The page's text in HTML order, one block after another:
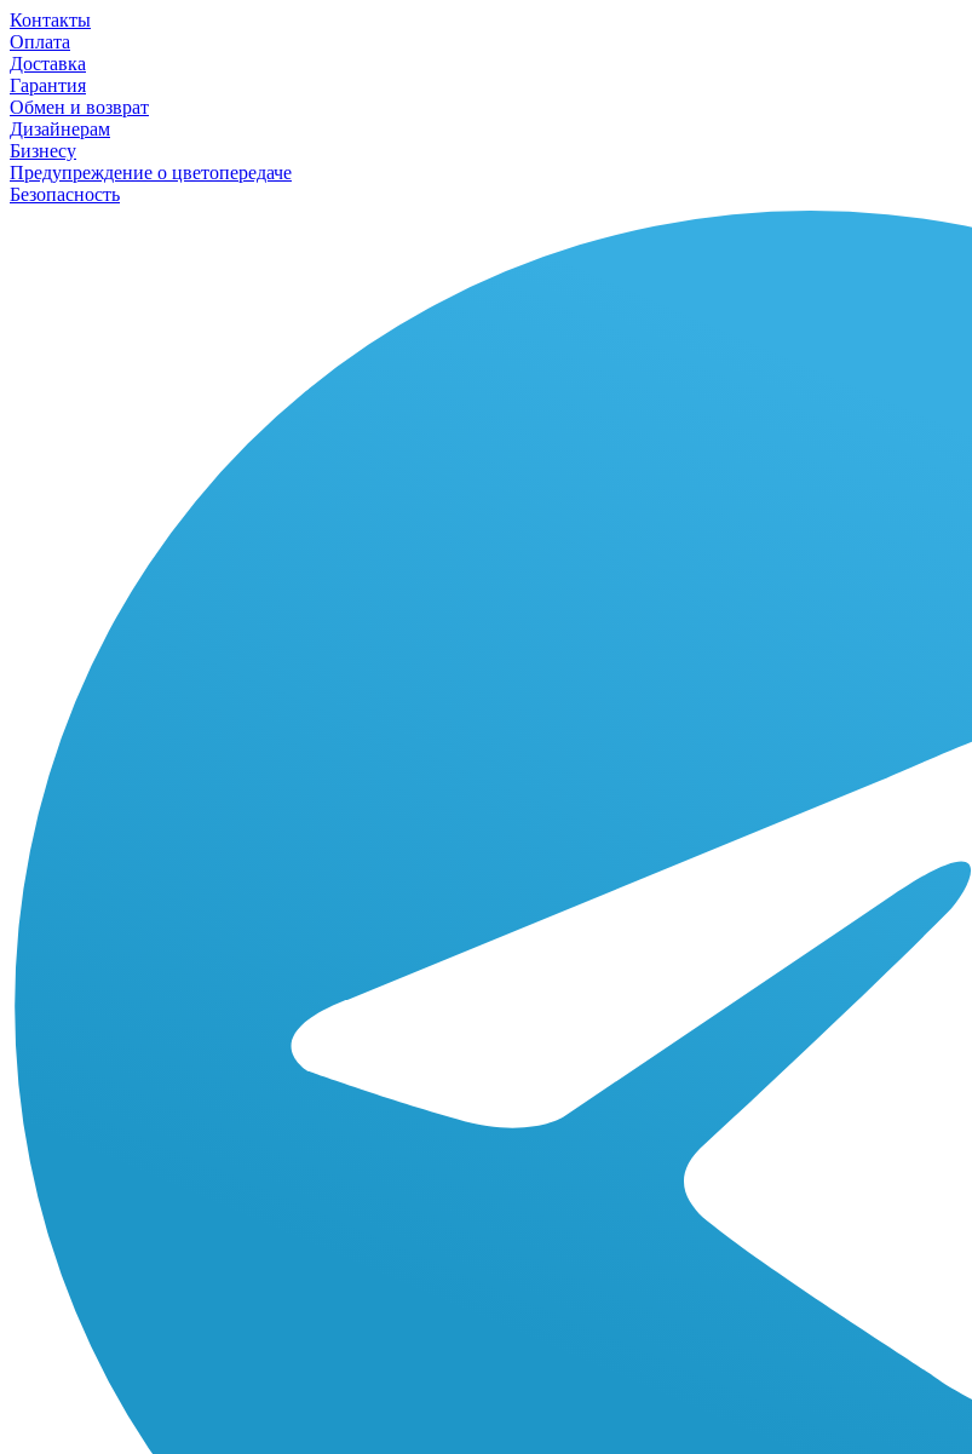
Контакты
Оплата
Доставка
Гарантия
Обмен и возврат
Дизайнерам
Бизнесу
Предупреждение о цветопередаче
Безопасность